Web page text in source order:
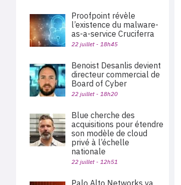
Proofpoint révèle
l’existence du malware-
as-a-service Cruciferra
22 juillet - 18h45
Benoist Desanlis devient
directeur commercial de
Board of Cyber
22 juillet - 18h20
Blue cherche des
acquisitions pour étendre
son modèle de cloud
privé à l’échelle
nationale
22 juillet - 12h51
Palo Alto Networks va